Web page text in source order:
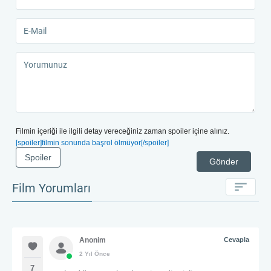
Filmin içeriği ile ilgili detay vereceğiniz zaman spoiler içine alınız.
[spoiler]filmin sonunda başrol ölmüyor[/spoiler]
Gönder
Spoiler
Film Yorumları
7
Anonim
2 Yıl Önce
Cevapla